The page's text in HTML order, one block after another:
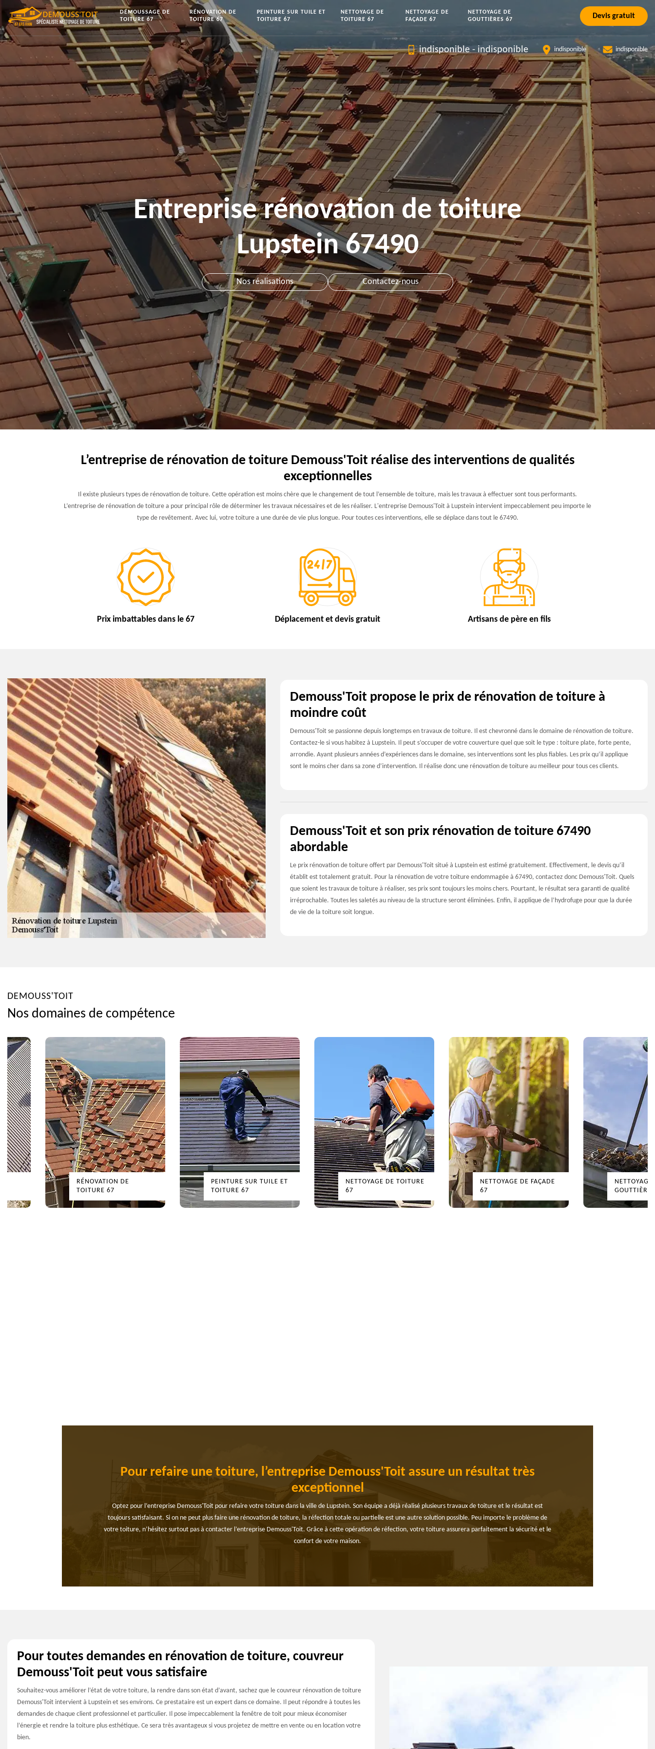
DÉMOUSSAGE DE
TOITURE 67
RÉNOVATION DE
TOITURE 67
PEINTURE SUR TUILE ET
TOITURE 67
NETTOYAGE DE
TOITURE 67
NETTOYAGE DE
FAÇADE 67
NETTOYAGE DE
GOUTTIÈRES 67
Devis gratuit
indisponible - indisponible indisponible indisponible
Entreprise rénovation de toiture
Lupstein 67490
Nos réalisations Contactez-nous
L’entreprise de rénovation de toiture Demouss'Toit réalise des interventions de qualités
exceptionnelles
Il existe plusieurs types de rénovation de toiture. Cette opération est moins chère que le changement de tout l’ensemble de toiture, mais les travaux à effectuer sont tous performants.
L’entreprise de rénovation de toiture a pour principal rôle de déterminer les travaux nécessaires et de les réaliser. L'entreprise Demouss'Toit à Lupstein intervient impeccablement peu importe le
type de revêtement. Avec lui, votre toiture a une durée de vie plus longue. Pour toutes ces interventions, elle se déplace dans tout le 67490.
Prix imbattables dans le 67 Déplacement et devis gratuit Artisans de père en fils
Demouss'Toit propose le prix de rénovation de toiture à
moindre coût
Demouss'Toit se passionne depuis longtemps en travaux de toiture. Il est chevronné dans le domaine de rénovation de toiture.
Contactez-le si vous habitez à Lupstein. Il peut s’occuper de votre couverture quel que soit le type : toiture plate, forte pente,
arrondie. Ayant plusieurs années d’expériences dans le domaine, ses interventions sont les plus fiables. Les prix qu’il applique
sont le moins cher dans sa zone d’intervention. Il réalise donc une rénovation de toiture au meilleur pour tous ces clients.
Demouss'Toit et son prix rénovation de toiture 67490
abordable
Le prix rénovation de toiture offert par Demouss'Toit situé à Lupstein est estimé gratuitement. Effectivement, le devis qu’il
établit est totalement gratuit. Pour la rénovation de votre toiture endommagée à 67490, contactez donc Demouss'Toit. Quels
que soient les travaux de toiture à réaliser, ses prix sont toujours les moins chers. Pourtant, le résultat sera garanti de qualité
irréprochable. Toutes les saletés au niveau de la structure seront éliminées. Enfin, il applique de l’hydrofuge pour que la durée
de vie de la toiture soit longue.
DEMOUSS'TOIT
Nos domaines de compétence
RÉNOVATION DE
TOITURE 67
PEINTURE SUR TUILE ET
TOITURE 67
NETTOYAGE DE TOITURE
67
NETTOYAGE DE FAÇADE
67
NETTOYAGE
Pour refaire une toiture, l’entreprise Demouss'Toit assure un résultat très
exceptionnel
Optez pour l’entreprise Demouss'Toit pour refaire votre toiture dans la ville de Lupstein. Son équipe a déjà réalisé plusieurs travaux de toiture et le résultat est
toujours satisfaisant. Si on ne peut plus faire une rénovation de toiture, la réfection totale ou partielle est une autre solution possible. Peu importe le problème de
votre toiture, n’hésitez surtout pas à contacter l’entreprise Demouss'Toit. Grâce à cette opération de réfection, votre toiture assurera parfaitement la sécurité et le
confort de votre maison.
Pour toutes demandes en rénovation de toiture, couvreur
Demouss'Toit peut vous satisfaire
Souhaitez-vous améliorer l’état de votre toiture, la rendre dans son état d’avant, sachez que le couvreur rénovation de toiture
Demouss'Toit intervient à Lupstein et ses environs. Ce prestataire est un expert dans ce domaine. Il peut répondre à toutes les
demandes de chaque client professionnel et particulier. Il pose impeccablement la fenêtre de toit pour mieux économiser
l’énergie et rendre la toiture plus esthétique. Ce sera très avantageux si vous projetez de mettre en vente ou en location votre
bien.